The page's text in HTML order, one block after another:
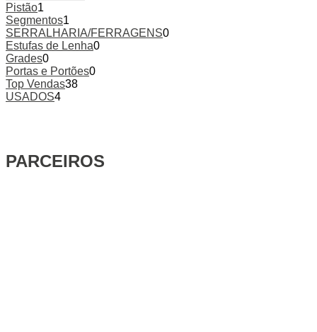
Pistão1
Segmentos1
SERRALHARIA/FERRAGENS0
Estufas de Lenha0
Grades0
Portas e Portões0
Top Vendas38
USADOS4
PARCEIROS